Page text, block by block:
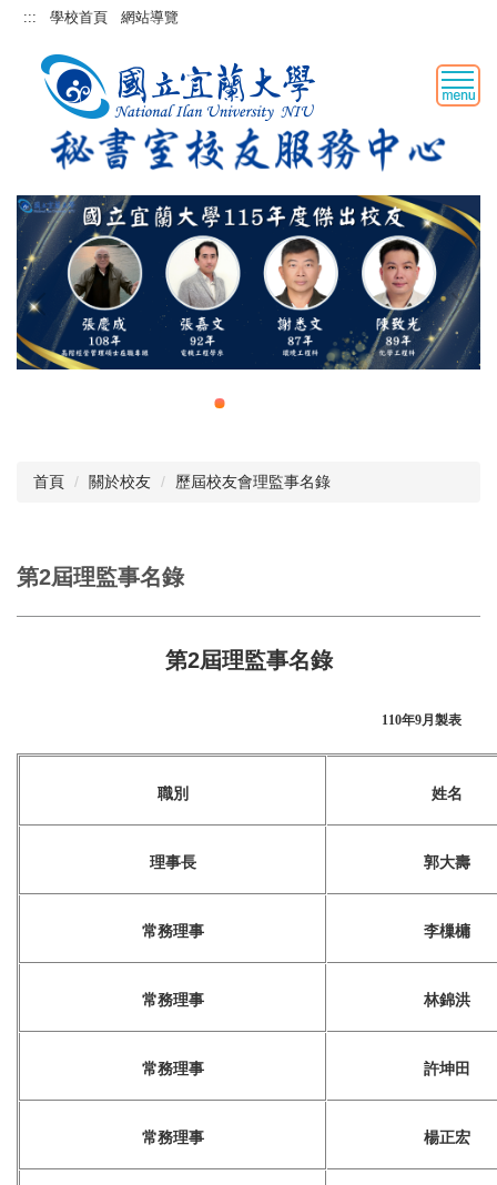
跳::: 學校首頁 網站導覽
首頁 關於校友 歷屆校友會理監事名錄
第2屆理監事名錄
第2屆理監事名錄
110年9月製表
職別 姓名
理事長 郭大壽
常務理事 李樔槦
常務理事 林錦洪
常務理事 許坤田
常務理事 楊正宏